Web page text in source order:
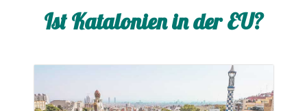
Ist Katalonien in der EU?